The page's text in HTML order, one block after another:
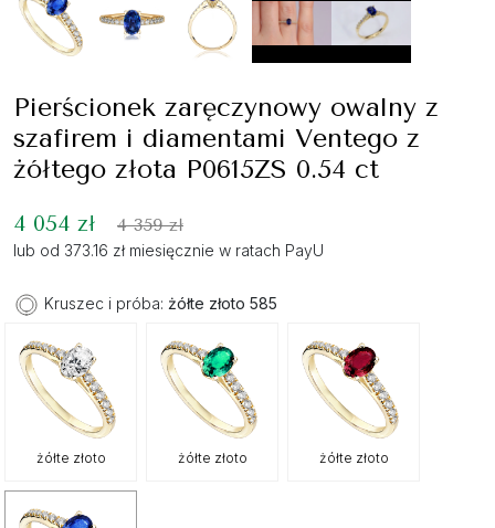
Pierścionek zaręczynowy owalny z
szafirem i diamentami Ventego z
żółtego złota P0615ZS 0.54 ct
4 054 zł 4 359 zł
lub od 373.16 zł miesięcznie w ratach PayU
Kruszec i próba: żółte złoto 585
żółte złoto żółte złoto żółte złoto